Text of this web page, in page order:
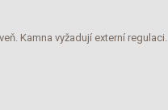
Kamna vyžadují externí regulaci.